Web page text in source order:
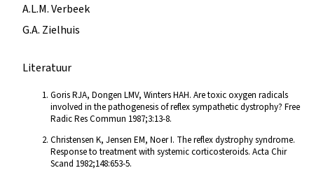
A.L.M. Verbeek
G.A. Zielhuis
Literatuur
Goris RJA, Dongen LMV, Winters HAH. Are toxic oxygen radicals
involved in the pathogenesis of reflex sympathetic dystrophy? Free
Radic Res Commun 1987;3:13-8.
Christensen K, Jensen EM, Noer I. The reflex dystrophy syndrome.
Response to treatment with systemic corticosteroids. Acta Chir
Scand 1982;148:653-5.